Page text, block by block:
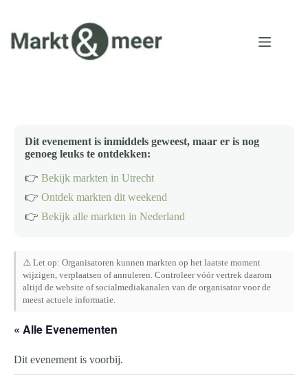
inhoud
Dit evenement is inmiddels geweest, maar er is nog
genoeg leuks te ontdekken:
👉 Bekijk markten in Utrecht
👉 Ontdek markten dit weekend
👉 Bekijk alle markten in Nederland
⚠️ Let op: Organisatoren kunnen markten op het laatste moment
wijzigen, verplaatsen of annuleren. Controleer vóór vertrek daarom
altijd de website of socialmediakanalen van de organisator voor de
meest actuele informatie.
« Alle Evenementen
Dit evenement is voorbij.